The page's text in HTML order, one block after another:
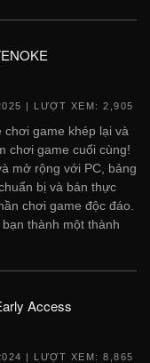
| LƯỢT XEM: 2,905
chơi game khép lại và
chơi game cuối cùng!
mở rộng với PC, bảng
bị và bán thực
chơi game độc ​​đáo.
thành một thành
Access
| LƯỢT XEM: 8,865